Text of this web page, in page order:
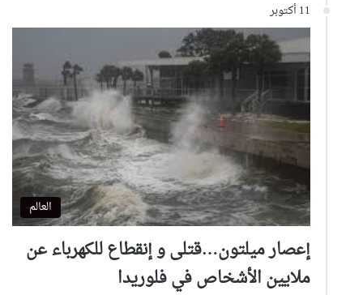
11 أكتوبر
العالم
إعصار ميلتون…قتلى و إنقطاع للكهرباء عن
ملايين الأشخاص في فلوريدا